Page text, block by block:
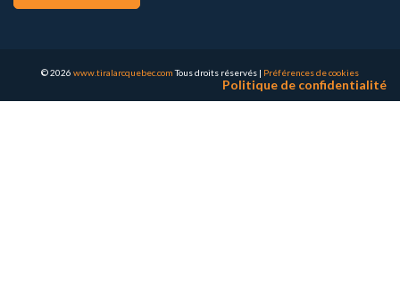
© 2026 www.tiralarcquebec.comTous droits réservés
Politique de confidentialité
| Préférences de cookies